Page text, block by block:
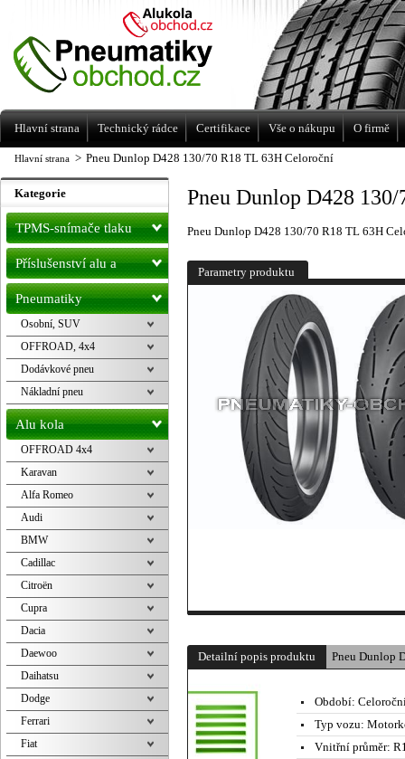
Hlavní strana > Pneu Dunlop D428 130/70 R18 TL 63H Celoroční
Pneu Dunlop D428
Pneu Dunlop D428 130/70 R18 TL 63H
Parametry produktu
Detailní popis produktu Pneu Dunlop
Období:
Typ vozu:
Vnitřní průměr:
Kategorie
TPMS-snímače tlaku
Příslušenství alu a
pneu
Pneumatiky
Osobní, SUV
OFFROAD, 4x4
Dodávkové pneu
Nákladní pneu
Alu kola
OFFROAD 4x4
Karavan
Alfa Romeo
Audi
BMW
Cadillac
Citroën
Cupra
Dacia
Daewoo
Daihatsu
Dodge
Ferrari
Fiat
Levné pneumatiky letní, zimní, Alu kola
a litá kola Racing Line
Hlavní strana Technický rádce Certifikace Vše o nákupu O firmě